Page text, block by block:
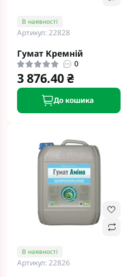
В наявності
Артикул: 22828
Гумат Кремній
0
3 876.40 ₴
До кошика
В наявності
Артикул: 22826